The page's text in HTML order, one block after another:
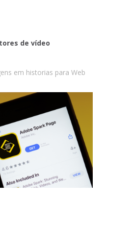
de vídeo
em historias para Web